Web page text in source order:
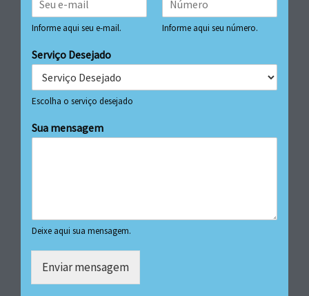
Informe aqui seu e-mail. Informe aqui seu número.
Serviço Desejado
Escolha o serviço desejado
Sua mensagem
Deixe aqui sua mensagem.
Enviar mensagem